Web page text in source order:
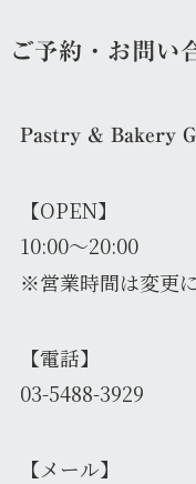
ご予約・お問い
Pastry & Bakery
【OPEN】
10:00～20:00
※営業時間は変更
【電話】
03-5488-3929
【メール】